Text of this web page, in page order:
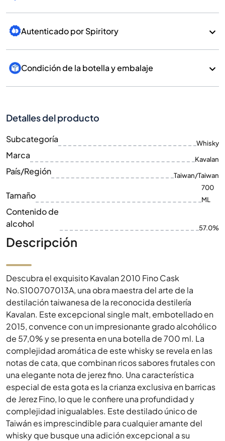
Autenticado por Spiritory
Condición de la botella y embalaje
Detalles del producto
Subcategoría Whisky
Marca Kavalan
País/Región Taiwan/Taiwan
Tamaño
700
ML
Contenido de
alcohol
57.0%
Descripción
Descubra el exquisito Kavalan 2010 Fino Cask
No.S100707013A, una obra maestra del arte de la
destilación taiwanesa de la reconocida destilería
Kavalan. Este excepcional single malt, embotellado en
2015, convence con un impresionante grado alcohólico
de 57,0% y se presenta en una botella de 700 ml. La
complejidad aromática de este whisky se revela en las
notas de cata, que combinan ricos sabores frutales con
una elegante nota de jerez fino. Una característica
especial de esta gota es la crianza exclusiva en barricas
de Jerez Fino, lo que le confiere una profundidad y
complejidad inigualables. Este destilado único de
Taiwán es imprescindible para cualquier amante del
whisky que busque una adición excepcional a su